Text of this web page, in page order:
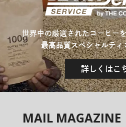
世界中の厳選されたコーヒー
最高品質スペシャルテ
詳しくはこ
MAIL MAGAZINE